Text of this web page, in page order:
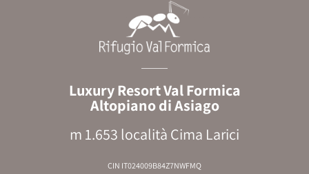
Luxury Resort Val Formica
Altopiano di Asiago
m 1.653 località Cima Larici
CIN IT024009B84Z7NWFMQ